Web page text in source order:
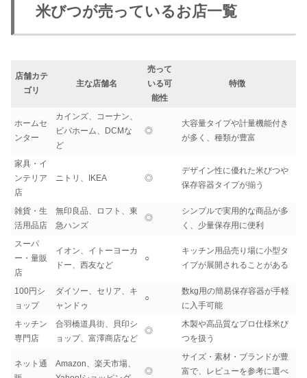
米びつが売っているお店一覧
店舗カテ
ゴリ
主な店舗名
売って
いる可
能性
特徴
ホームセ
ンター
カインズ、コーナン、
ビバホーム、DCMな
ど
◎
大容量タイプや計量機能付き
が多く、種類が豊富
家具・イ
ンテリア
店
ニトリ、IKEA ◎
デザイン性に優れた米びつや
保存容器タイプが揃う
雑貨・生
活用品店
無印良品、ロフト、東
急ハンズ
◎
シンプルで実用的な商品が多
く、少量保存用に便利
スーパ
ー・量販
店
イオン、イトーヨーカ
ドー、西友など
○
キッチン用品売り場に小型タ
イプが展開されることがある
100円シ
ョップ
ダイソー、セリア、キ
ャンドゥ
○
数kg用の簡易保存容器が手軽
に入手可能
キッチン
専門店
合羽橋道具街、貝印シ
ョップ、富澤商店など
◎
木製や高品質なプロ仕様米び
つを扱う
ネット通
Amazon、楽天市場、
◎
サイズ・素材・ブランドが豊
富で、レビューを参考に選べ